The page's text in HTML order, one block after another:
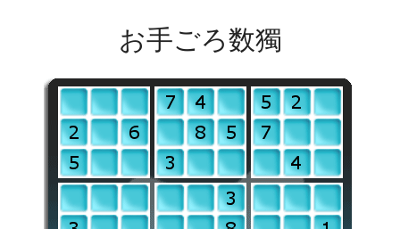
お手ごろ数獨